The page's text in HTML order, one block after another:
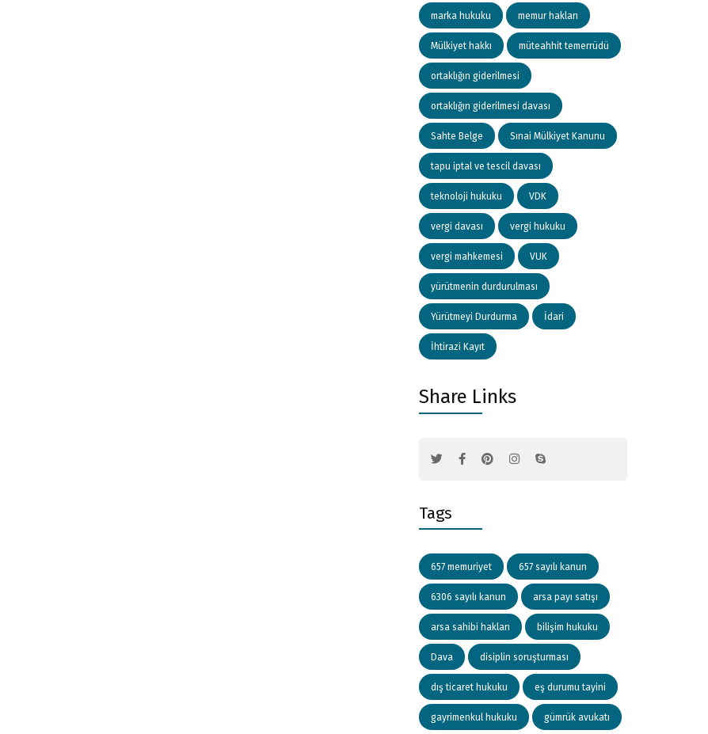
marka hukuku memur hakları
Mülkiyet hakkı müteahhit temerrüdü
ortaklığın giderilmesi
ortaklığın giderilmesi davası
Sahte Belge Sınai Mülkiyet Kanunu
tapu iptal ve tescil davası
teknoloji hukuku VDK
vergi davası vergi hukuku
vergi mahkemesi VUK
yürütmenin durdurulması
Yürütmeyi Durdurma İdari
İhtirazi Kayıt
Share Links
Tags
657 memuriyet 657 sayılı kanun
6306 sayılı kanun arsa payı satışı
arsa sahibi hakları bilişim hukuku
Dava disiplin soruşturması
dış ticaret hukuku eş durumu tayini
gayrimenkul hukuku gümrük avukatı